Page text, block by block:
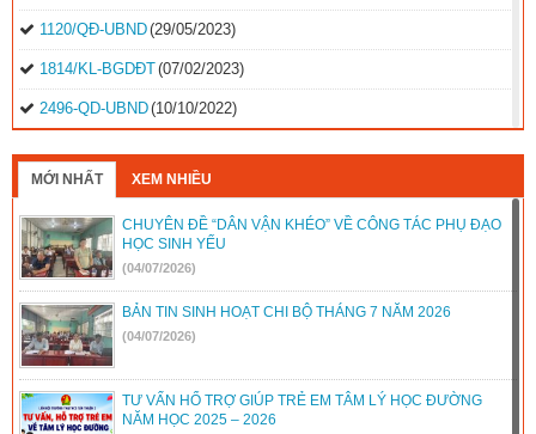
1120/QĐ-UBND(29/05/2023)
1814/KL-BGDĐT(07/02/2023)
2496-QD-UBND(10/10/2022)
2494-QD-UBND(10/10/2022)
888/TB-UBND(31/08/2022)
2397/QĐ-UBND(26/08/2022)
31/2022/NQ-HĐND (16/08/2022)
MỚI NHẤT XEM NHIỀU
CHUYÊN ĐỀ “DÂN VẬN KHÉO” VỀ CÔNG TÁC PHỤ ĐẠO
HỌC SINH YẾU
(04/07/2026)
BẢN TIN SINH HOẠT CHI BỘ THÁNG 7 NĂM 2026
(04/07/2026)
TƯ VẤN HỔ TRỢ GIÚP TRẺ EM TÂM LÝ HỌC ĐƯỜNG
NĂM HỌC 2025 – 2026